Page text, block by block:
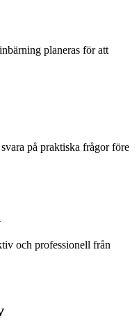
planeras för att
på praktiska frågor före
och professionell från